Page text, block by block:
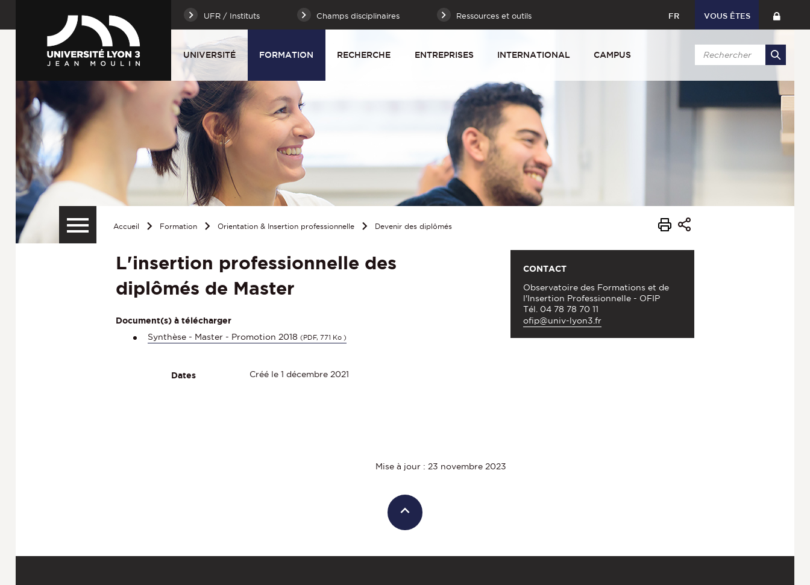
UFR / Instituts Champs disciplinaires Ressources et outils FR VOUS ÊTES
UNIVERSITÉ FORMATION RECHERCHE ENTREPRISES INTERNATIONAL CAMPUS
Accueil Formation Orientation & Insertion professionnelle Devenir des diplômés
L'insertion professionnelle des
diplômés de Master
Document(s) à télécharger
Synthèse - Master - Promotion 2018 (PDF, 771 Ko )
Dates Créé le 1 décembre 2021
CONTACT
Observatoire des Formations et de
l'Insertion Professionnelle - OFIP
Tél. 04 78 78 70 11
ofip@univ-lyon3.fr
Mise à jour : 23 novembre 2023